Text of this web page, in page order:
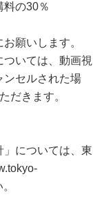
料の30％
願いします。
いては、動画視
ンセルされた場
だきます。
」については、東